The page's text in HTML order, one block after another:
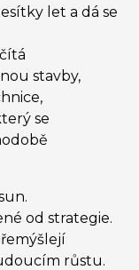
let a dá se
stavby,
se
od strategie.
růstu.